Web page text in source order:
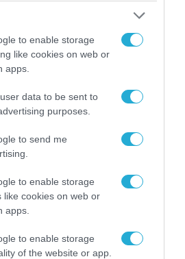
to enable storage
like cookies on web or
apps.
data to be sent to
purposes.
to send me
to enable storage
like cookies on web or
apps.
to enable storage
of the website or app.
το Νοβόγιε (βίντεο)
τους Ουκρανούς